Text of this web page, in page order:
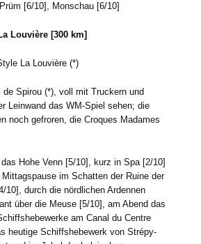
[6/10], Monschau [6/10]
Louvière [300 km]
La Louvière (*)
Spirou (*), voll mit Truckern und
Leinwand das WM-Spiel sehen; die
noch gefroren, die Croques Madames
Hohe Venn [5/10], kurz in Spa [2/10]
im Schatten der Ruine der
10], durch die nördlichen Ardennen
über die Meuse [5/10], am Abend das
am Canal du Centre
heutige Schiffshebewerk von Strépy-